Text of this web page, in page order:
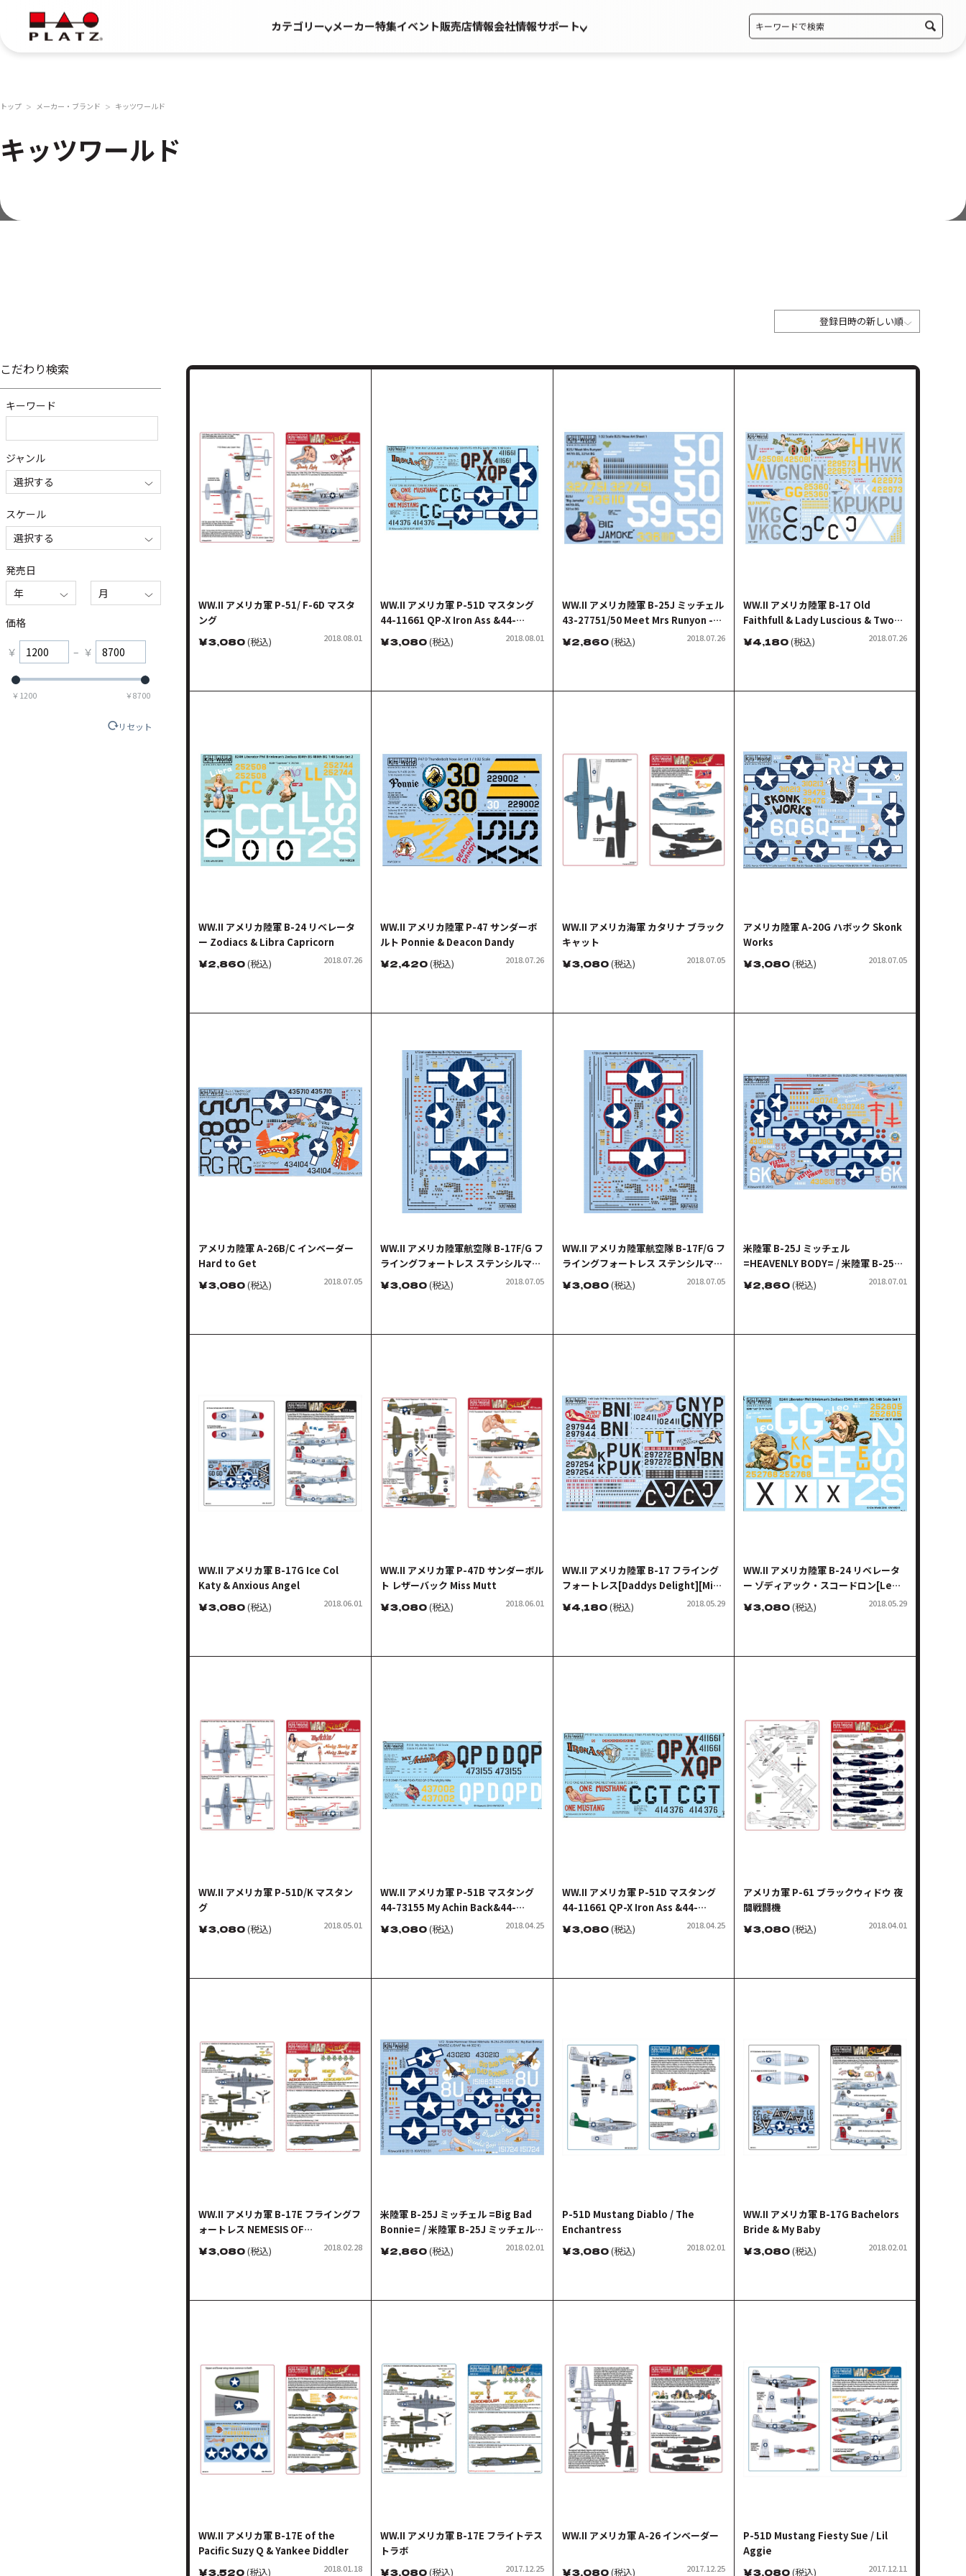
カテゴリー メーカー特集イベント販売店情報会社情報サポート
トップ ＞ メーカー・ブランド ＞ キッツワールド
キッツワールド
こだわり検索
キーワード
ジャンル
選択する
スケール
選択する
発売日
年
月
価格
￥ – ￥
￥ 1200 ￥8700
リセット
登録日時の新しい順
WW.II アメリカ軍 P-51/ F-6D マスタ
ング
￥3,080(税込) 2018.08.01
WW.II アメリカ軍 P-51D マスタング
44-11661 QP-X Iron Ass &44-
14376 CG-T One Mustang/One
Musthang デカール
￥3,080(税込) 2018.08.01
WW.II アメリカ陸軍 B-25J ミッチェル
43-27751/50 Meet Mrs Runyon -
Margaret Mary Rustin & 43-
36110/59 Big Jamoke
￥2,860(税込) 2018.07.26
WW.II アメリカ陸軍 B-17 Old
Faithfull & Lady Luscious & Two
Beauts & Iza Available
￥4,180(税込) 2018.07.26
WW.II アメリカ陸軍 B-24 リベレータ
ー Zodiacs & Libra Capricorn
￥2,860(税込) 2018.07.26
WW.II アメリカ陸軍 P-47 サンダーボ
ルト Ponnie & Deacon Dandy
￥2,420(税込) 2018.07.26
WW.II アメリカ海軍 カタリナ ブラック
キャット
￥3,080(税込) 2018.07.05
アメリカ陸軍 A-20G ハボック Skonk
Works
￥3,080(税込) 2018.07.05
アメリカ陸軍 A-26B/C インベーダー
Hard to Get
￥3,080(税込) 2018.07.05
WW.II アメリカ陸軍航空隊 B-17F/G フ
ライングフォートレス ステンシルマー
キングデカール
￥3,080(税込) 2018.07.05
WW.II アメリカ陸軍航空隊 B-17F/G フ
ライングフォートレス ステンシルマー
キング(国籍マーク赤縁付)デカール
￥3,080(税込) 2018.07.05
米陸軍 B-25J ミッチェル
=HEAVENLY BODY= / 米陸軍 B-25J
ミッチェル =VESTAL VIRGIN=
￥2,860(税込) 2018.07.01
WW.II アメリカ軍 B-17G Ice Col
Katy & Anxious Angel
￥3,080(税込) 2018.06.01
WW.II アメリカ軍 P-47D サンダーボル
ト レザーバック Miss Mutt
￥3,080(税込) 2018.06.01
WW.II アメリカ陸軍 B-17 フライング
フォートレス[Daddys Delight][Miss
Lace][Iza Vailable Too][Duchess
Daughter]
￥4,180(税込) 2018.05.29
WW.II アメリカ陸軍 B-24 リベレータ
ー ゾディアック・スコードロン[Leo -
252768]&[Leo 2 - 252605]
￥3,080(税込) 2018.05.29
WW.II アメリカ軍 P-51D/K マスタン
グ
￥3,080(税込) 2018.05.01
WW.II アメリカ軍 P-51B マスタング
44-73155 My Achin Back&44-
37002 QP-D The Mighty Mite デカ
ール
￥3,080(税込) 2018.04.25
WW.II アメリカ軍 P-51D マスタング
44-11661 QP-X Iron Ass &44-
14376 CG-T One Mustang/One
Musthang デカール
￥3,080(税込) 2018.04.25
アメリカ軍 P-61 ブラックウィドウ 夜
間戦闘機
￥3,080(税込) 2018.04.01
WW.II アメリカ軍 B-17E フライングフ
ォートレス NEMESIS OF
AEROEMBOLISM
￥3,080(税込) 2018.02.28
米陸軍 B-25J ミッチェル =Big Bad
Bonnie= / 米陸軍 B-25J ミッチェル
=Brenda’s Boys=
￥2,860(税込) 2018.02.01
P-51D Mustang Diablo / The
Enchantress
￥3,080(税込) 2018.02.01
WW.II アメリカ軍 B-17G Bachelors
Bride & My Baby
￥3,080(税込) 2018.02.01
WW.II アメリカ軍 B-17E of the
Pacific Suzy Q & Yankee Diddler
￥3,520(税込) 2018.01.18
WW.II アメリカ軍 B-17E フライトテス
トラボ
￥3,080(税込) 2017.12.25
WW.II アメリカ軍 A-26 インベーダー
￥3,080(税込) 2017.12.25
P-51D Mustang Fiesty Sue / Lil
Aggie
￥3,080(税込) 2017.12.11